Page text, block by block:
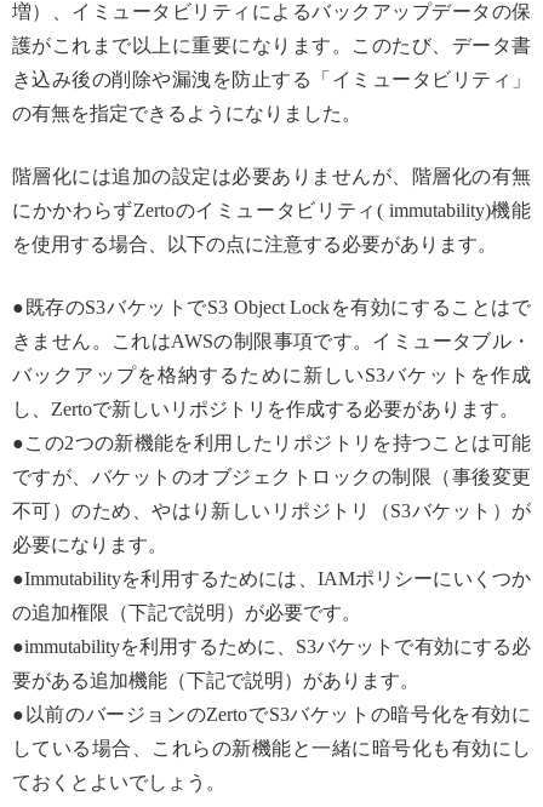
増）、イミュータビリティによるバックアップデータの保
護がこれまで以上に重要になります。このたび、データ書
き込み後の削除や漏洩を防止する「イミュータビリティ」
の有無を指定できるようになりました。
階層化には追加の設定は必要ありませんが、階層化の有無
にかかわらずZertoのイミュータビリティ( immutability)機能
を使用する場合、以下の点に注意する必要があります。
●既存のS3バケットでS3 Object Lockを有効にすることはで
きません。これはAWSの制限事項です。イミュータブル・
バックアップを格納するために新しいS3バケットを作成
し、Zertoで新しいリポジトリを作成する必要があります。
●この2つの新機能を利用したリポジトリを持つことは可能
ですが、バケットのオブジェクトロックの制限（事後変更
不可）のため、やはり新しいリポジトリ（S3バケット）が
必要になります。
●Immutabilityを利用するためには、IAMポリシーにいくつか
の追加権限（下記で説明）が必要です。
●immutabilityを利用するために、S3バケットで有効にする必
要がある追加機能（下記で説明）があります。
●以前のバージョンのZertoでS3バケットの暗号化を有効に
している場合、これらの新機能と一緒に暗号化も有効にし
ておくとよいでしょう。